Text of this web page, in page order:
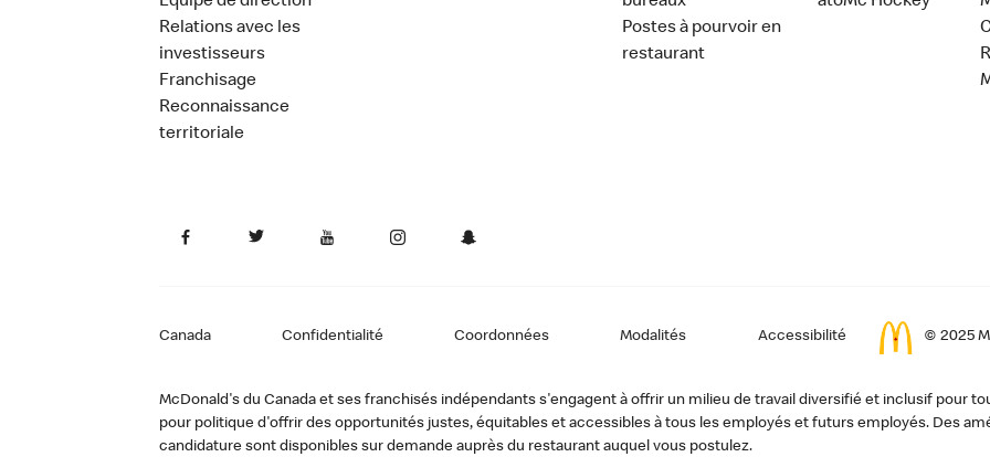
Relations avec les
investisseurs
Franchisage
Reconnaissance
territoriale
Postes à pourvoir en
restaurant
Canada Confidentialité Coordonnées Modalités Accessibilité © 2025
McDonald's du Canada et ses franchisés indépendants s'engagent à offrir un milieu de travail diversifié et inclusif pour
pour politique d'offrir des opportunités justes, équitables et accessibles à tous les employés et futurs employés. Des
candidature sont disponibles sur demande auprès du restaurant auquel vous postulez.